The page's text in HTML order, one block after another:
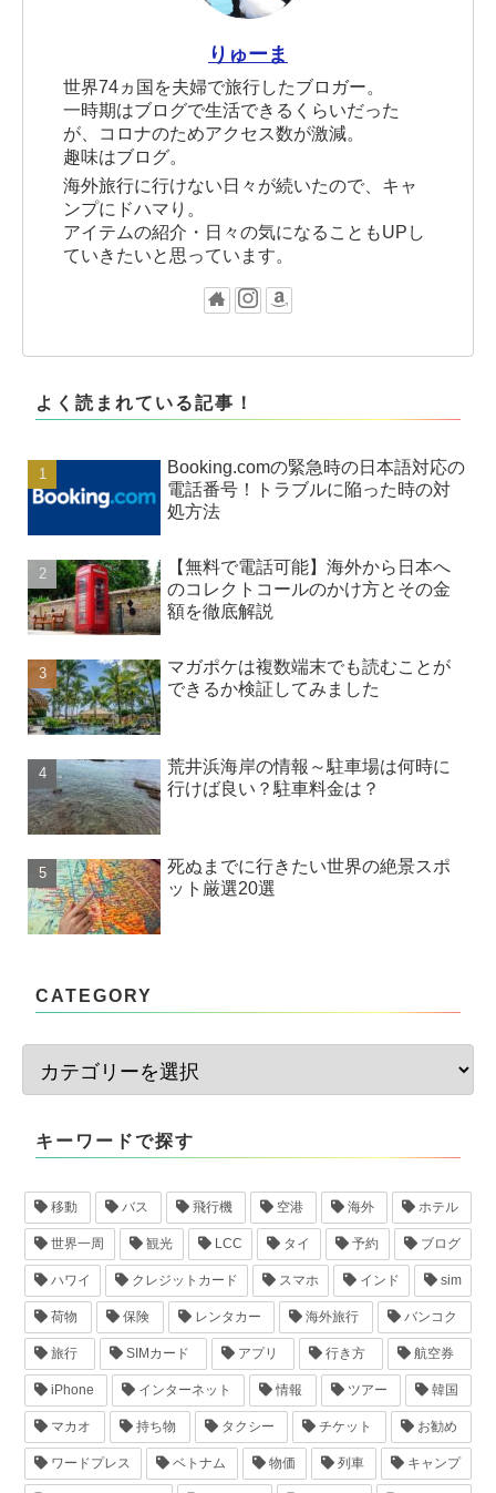
りゅーま
世界74ヵ国を夫婦で旅行したブロガー。
一時期はブログで生活できるくらいだった
が、コロナのためアクセス数が激減。
趣味はブログ。
海外旅行に行けない日々が続いたので、キャ
ンプにドハマり。
アイテムの紹介・日々の気になることもUPし
ていきたいと思っています。
よく読まれている記事！
Booking.comの緊急時の日本語対応の
電話番号！トラブルに陥った時の対
処方法
【無料で電話可能】海外から日本へ
のコレクトコールのかけ方とその金
額を徹底解説
マガポケは複数端末でも読むことが
できるか検証してみました
荒井浜海岸の情報～駐車場は何時に
行けば良い？駐車料金は？
死ぬまでに行きたい世界の絶景スポ
ット厳選20選
CATEGORY
キーワードで探す
移動 バス 飛行機 空港 海外 ホテル
世界一周 観光 LCC タイ 予約 ブログ
ハワイ クレジットカード スマホ インド sim
荷物 保険 レンタカー 海外旅行 バンコク
旅行 SIMカード アプリ 行き方 航空券
iPhone インターネット 情報 ツアー 韓国
マカオ 持ち物 タクシー チケット お勧め
ワードプレス ベトナム 物価 列車 キャンプ